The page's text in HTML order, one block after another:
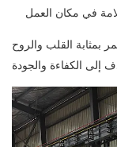
بمثابة القلب والروح